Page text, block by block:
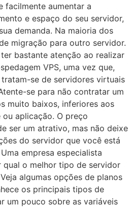
facilmente aumentar a
e espaço do seu servidor,
demanda. Na maioria dos
migração para outro servidor.
bastante atenção ao realizar
VPS, uma vez que,
se de servidores virtuais
se para não contratar um
muito baixos, inferiores aos
ou aplicação. O preço
ser um atrativo, mas não deixe
do servidor que você está
empresa especialista
o melhor tipo de servidor
algumas opções de planos
os principais tipos de
um pouco sobre as variáveis